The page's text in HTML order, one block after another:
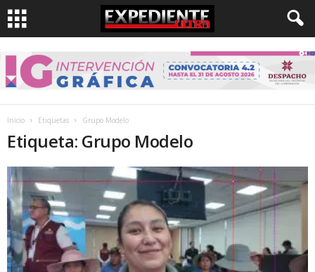
Inicio Etiquetas Grupo Modelo
Etiqueta: Grupo Modelo